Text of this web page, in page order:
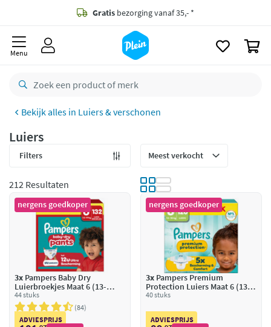
Gratis bezorging vanaf 35,- *
Bestelling uiterlijkzaterdag
retourneren
CO2 neutraalbezorgd
Menu
Luiers & verschonen
Luiers
Filters
212 Resultaten
nergens goedkoper
3x Pampers Baby Dry
Luierbroekjes Maat 6 (13-
19kg)
44 stuks
84
ADVIESPRIJS
nergens goedkoper
3xPampers Premium
Protection Luiers Maat 6 (13-
18 kg)
40 stuks
ADVIESPRIJS